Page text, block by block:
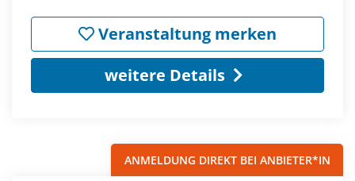
Veranstaltung merken
weitere Details
ANMELDUNG DIREKT BEI ANBIETER*IN